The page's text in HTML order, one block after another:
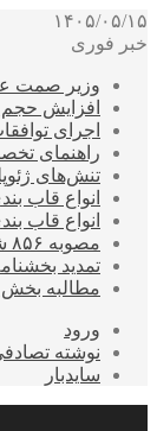
۱۴۰۵/۰۵/۱۵
خبر فوری
وزیر صمت
افزایش حجم
اجرای
راهنمای
تنش‌های
انواع قاب
انواع قاب
مصوبه ۸۵۶ شورای رقابت؛ این جاده یک‌طرفه است
تمدید بخشنامه
مطالبه
ورود
نوشته
سایدبار